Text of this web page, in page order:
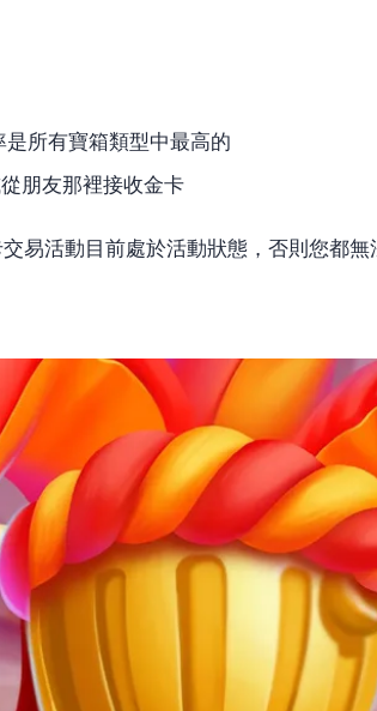
所有寶箱類型中最高的
朋友那裡接收金卡
活動目前處於活動狀態，否則您都無